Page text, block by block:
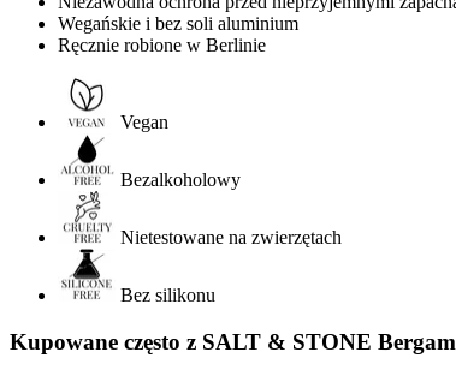
Wegańskie i bez soli aluminium
Ręcznie robione w Berlinie
Vegan
Bezalkoholowy
Nietestowane na zwierzętach
Bez silikonu
Kupowane często z SALT & STONE